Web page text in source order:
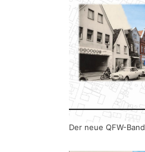
Der neue QFW-Band